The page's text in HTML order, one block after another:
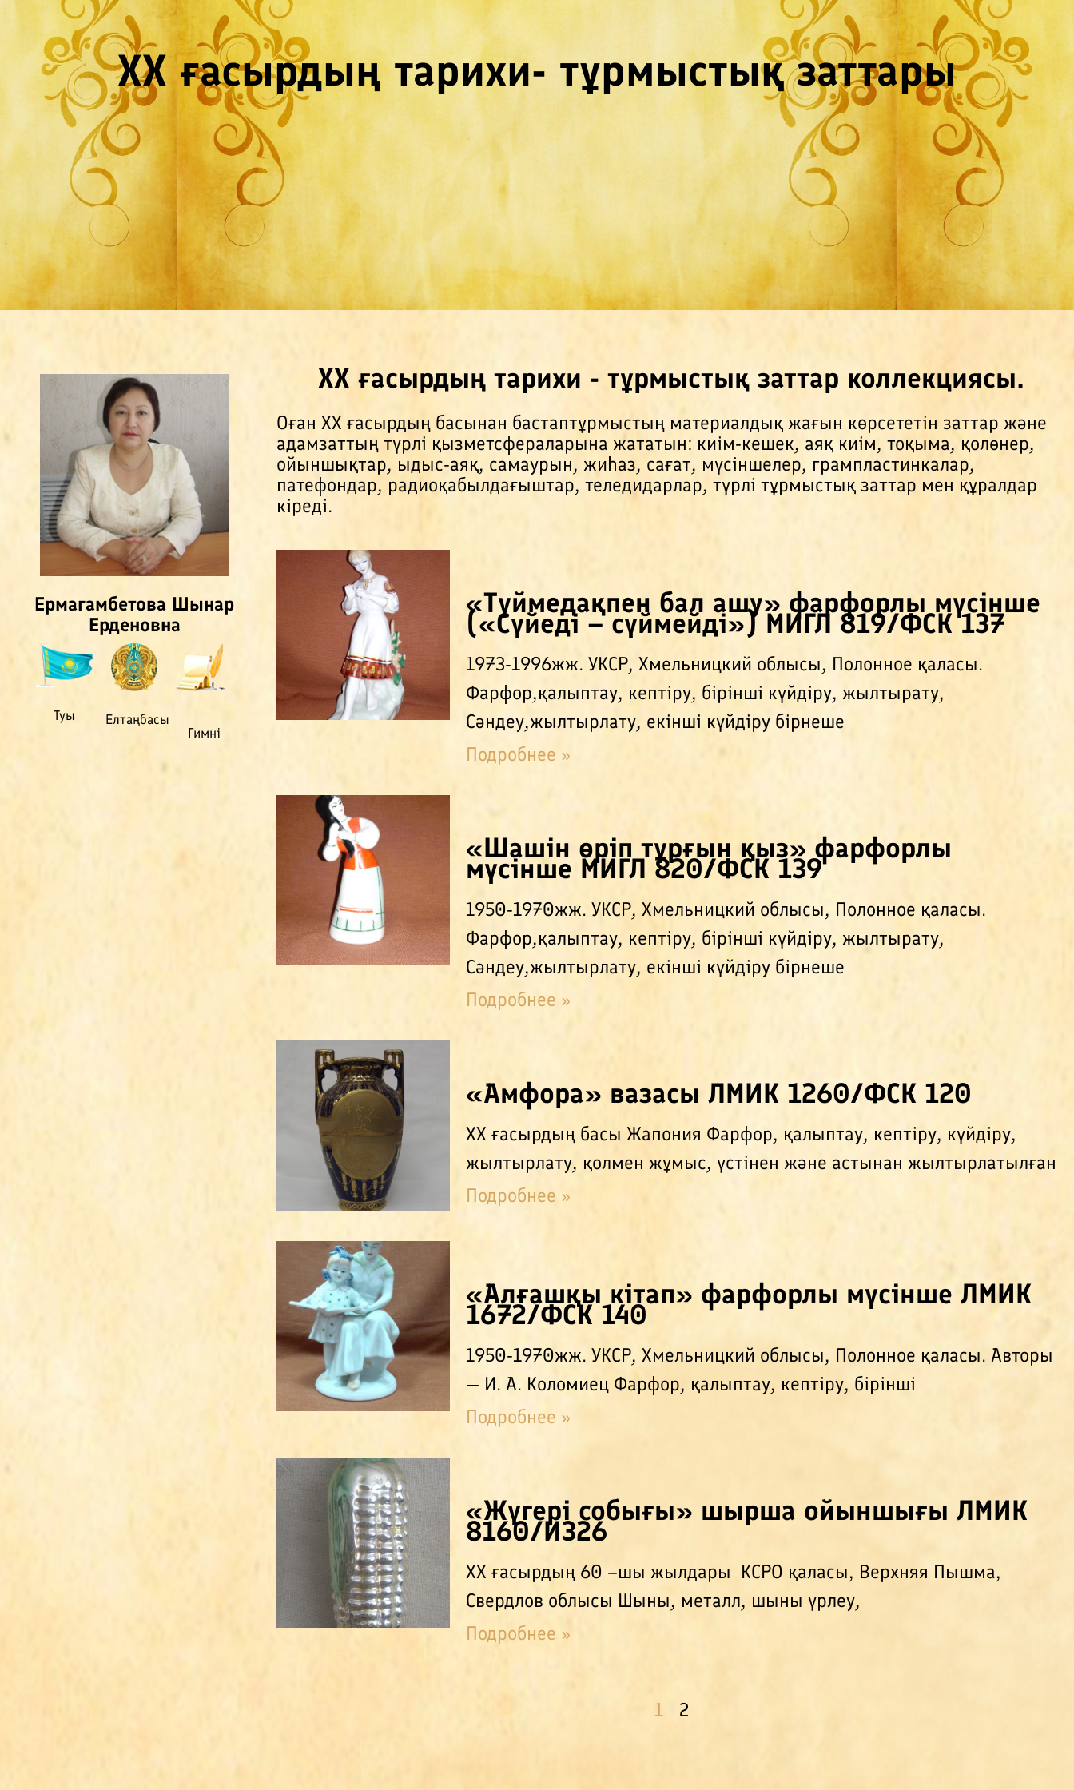
ХХ ғасырдың тарихи- тұрмыстық заттары
Ермагамбетова Шынар
Ерденовна
Туы
Елтаңбасы
Гимні
ХХ ғасырдың тарихи - тұрмыстық заттар коллекциясы.
Оған ХХ ғасырдың басынан бастаптұрмыстың материалдық жағын көрсететін заттар және
адамзаттың түрлі қызметсфераларына жататын: киім-кешек, аяқ киім, тоқыма, қолөнер,
ойыншықтар, ыдыс-аяқ, самаурын, жиһаз, сағат, мүсіншелер, грампластинкалар,
патефондар, радиоқабылдағыштар, теледидарлар, түрлі тұрмыстық заттар мен құралдар
кіреді.
«Түймедақпен бал ашу» фарфорлы мүсінше
(«Сүйеді – сүймейді») МИГЛ 819/ФСК 137
1973-1996жж. УКСР, Хмельницкий облысы, Полонное қаласы.
Фарфор,қалыптау, кептіру, бірінші күйдіру, жылтырату,
Сәндеу,жылтырлату, екінші күйдіру бірнеше
Подробнее »
«Шашін өріп тұрғын қыз» фарфорлы
мүсінше МИГЛ 820/ФСК 139
1950-1970жж. УКСР, Хмельницкий облысы, Полонное қаласы.
Фарфор,қалыптау, кептіру, бірінші күйдіру, жылтырату,
Сәндеу,жылтырлату, екінші күйдіру бірнеше
Подробнее »
«Амфора» вазасы ЛМИК 1260/ФСК 120
ХХ ғасырдың басы Жапония Фарфор, қалыптау, кептіру, күйдіру,
жылтырлату, қолмен жұмыс, үстінен және астынан жылтырлатылған
Подробнее »
«Алғашқы кітап» фарфорлы мүсінше ЛМИК
1672/ФСК 140
1950-1970жж. УКСР, Хмельницкий облысы, Полонное қаласы. Авторы
— И. А. Коломиец Фарфор, қалыптау, кептіру, бірінші
Подробнее »
«Жүгері собығы» шырша ойыншығы ЛМИК
8160/И326
ХХ ғасырдың 60 –шы жылдары КСРО қаласы, Верхняя Пышма,
Свердлов облысы Шыны, металл, шыны үрлеу,
Подробнее »
1 2